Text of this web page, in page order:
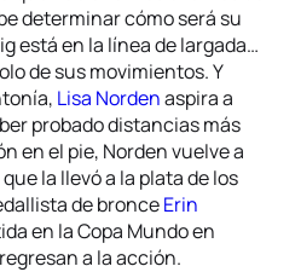
determinar cómo será su
está en la línea de largada…
de sus movimientos. Y
Lisa Nordenaspira a
probado distancias más
en el pie, Norden vuelve a
la llevó a la plata de los
de bronceErin
en la Copa Mundo en
a la acción.